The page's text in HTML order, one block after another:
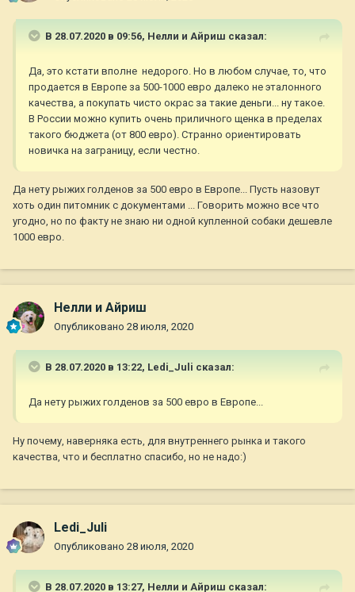
В 28.07.2020 в 09:56, Нелли и Айриш сказал:
Да, это кстати вполне недорого. Но в любом случае, то, что
продается в Европе за 500-1000 евро далеко не эталонного
качества, а покупать чисто окрас за такие деньги... ну такое.
В России можно купить очень приличного щенка в пределах
такого бюджета (от 800 евро). Странно ориентировать
новичка на заграницу, если честно.
Да нету рыжих голденов за 500 евро в Европе... Пусть назовут
хоть один питомник с документами ... Говорить можно все что
угодно, но по факту не знаю ни одной купленной собаки дешевле
1000 евро.
Нелли и Айриш
Опубликовано 28 июля, 2020
В 28.07.2020 в 13:22, Ledi_Juli сказал:
Да нету рыжих голденов за 500 евро в Европе...
Ну почему, наверняка есть, для внутреннего рынка и такого
качества, что и бесплатно спасибо, но не надо:)
Ledi_Juli
Опубликовано 28 июля, 2020
В 28.07.2020 в 13:27, Нелли и Айриш сказал: